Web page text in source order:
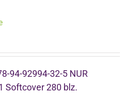
94-92994-32-5 NUR
Softcover 280 blz.